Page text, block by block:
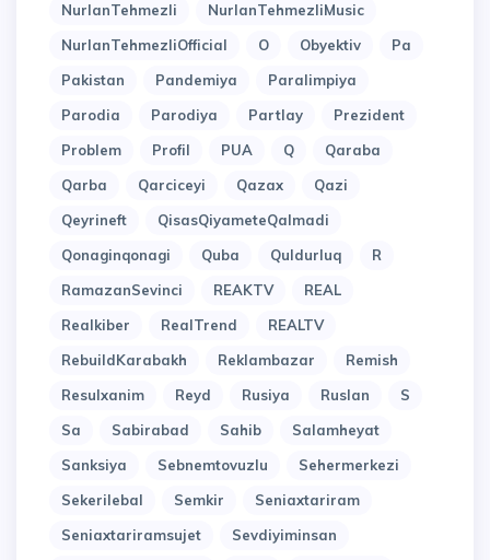
NurlanTehmezli
NurlanTehmezliMusic
NurlanTehmezliOfficial
O Obyektiv
Pa
Pakistan
Pandemiya
Paralimpiya
Parodia
Parodiya Partlay
Prezident
Problem
Profil PUA Q
Qaraba
Qarba
Qarciceyi Qazax
Qazi
Qeyrineft
QisasQiyameteQalmadi
Qonaginqonagi
Quba Quldurluq
R
RamazanSevinci
REAKTV
REAL
Realkiber
RealTrend
REALTV
RebuildKarabakh
Reklambazar
Remish
Resulxanim
Reyd Rusiya Ruslan
S
Sa
Sabirabad Sahib
Salamheyat
Sanksiya
Sebnemtovuzlu
Sehermerkezi
Sekerilebal
Semkir
Seniaxtariram
Seniaxtariramsujet
Sevdiyiminsan